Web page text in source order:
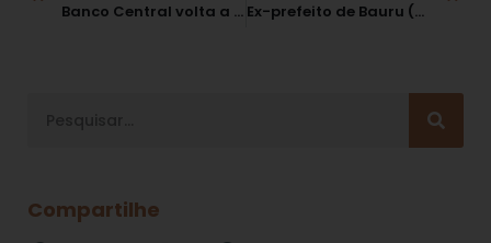
Banco Central volta a realiza dois leilões de swap cambial nesta terça-feira Ex-prefeito de Bauru (SP) obtém vitória no TJ
Compartilhe